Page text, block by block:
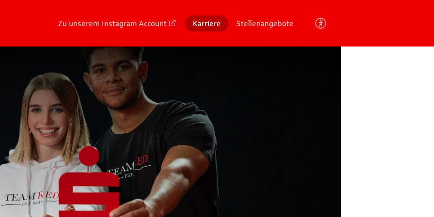
Zu unserem Instagram Account Karriere Stellenangebote
Modus